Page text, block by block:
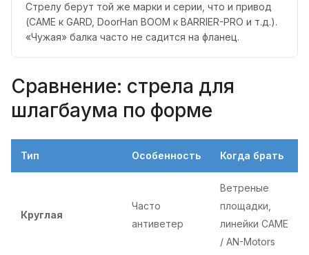
Стрелу берут той же марки и серии, что и привод
(CAME к GARD, DoorHan BOOM к BARRIER-PRO и т.д.).
«Чужая» балка часто не садится на фланец.
Сравнение: стрела для
шлагбаума по форме
Тип Особенность Когда брать
Круглая
Часто
антиветер
Ветреные
площадки,
линейки CAME
/ AN-Motors